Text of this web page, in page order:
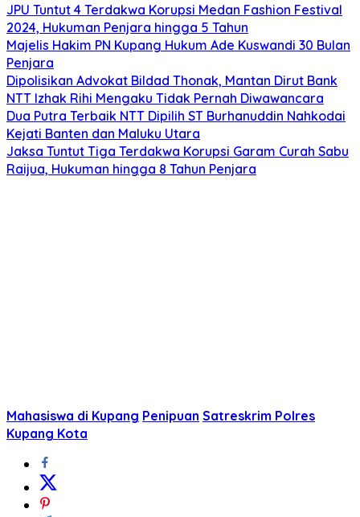
JPU Tuntut 4 Terdakwa Korupsi Medan Fashion Festival
2024, Hukuman Penjara hingga 5 Tahun
Majelis Hakim PN Kupang Hukum Ade Kuswandi 30 Bulan
Penjara
Dipolisikan Advokat Bildad Thonak, Mantan Dirut Bank
NTT Izhak Rihi Mengaku Tidak Pernah Diwawancara
Dua Putra Terbaik NTT Dipilih ST Burhanuddin Nahkodai
Kejati Banten dan Maluku Utara
Jaksa Tuntut Tiga Terdakwa Korupsi Garam Curah Sabu
Raijua, Hukuman hingga 8 Tahun Penjara
Mahasiswa di Kupang Penipuan Satreskrim Polres
Kupang Kota